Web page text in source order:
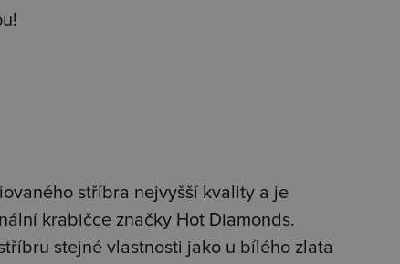
stříbra nejvyšší kvality a je
krabičce značky Hot Diamonds.
stejné vlastnosti jako u bílého zlata